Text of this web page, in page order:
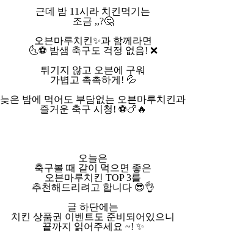
근데 밤 11시라 치킨먹기는
조금 ,,?🤔
오븐마루치킨✨과 함께라면
🌜⚽️ 밤샘 축구도 걱정 없음! ❌
튀기지 않고 오븐에 구워
가볍고 촉촉하게! 💦
늦은 밤에 먹어도 부담없는 오븐마루치킨과
즐거운 축구 시청! ⚽🍗🔥
오늘은
축구볼 때 같이 먹으면 좋은
오븐마루치킨 TOP 3를
추천해드리려고 합니다 😎👌
글 하단에는
치킨 상품권 이벤트도 준비되어있으니
끝까지 읽어주세요 ~! ✨